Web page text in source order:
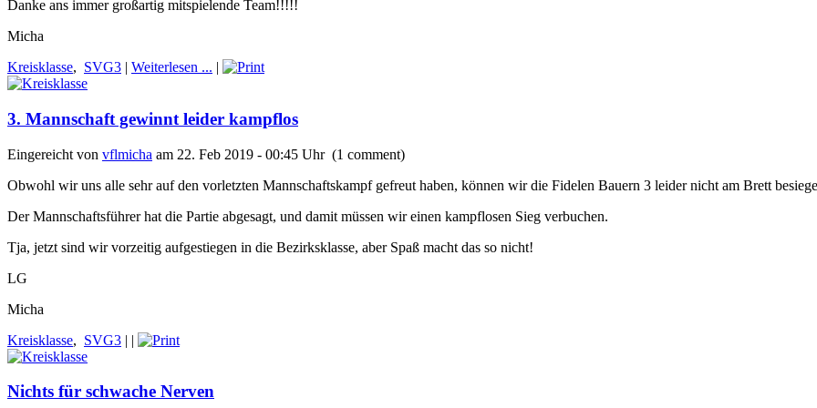
Danke ans immer großartig mitspielende Team!!!!!
Micha
Kreisklasse, SVG3 | Weiterlesen ... |
3. Mannschaft gewinnt leider kampflos
Eingereicht von vflmicha am 22. Feb 2019 - 00:45 Uhr (1 comment)
Obwohl wir uns alle sehr auf den vorletzten Mannschaftskampf gefreut haben, können wir die Fidelen Bauern 3 leider nicht am Brett
Der Mannschaftsführer hat die Partie abgesagt, und damit müssen wir einen kampflosen Sieg verbuchen.
Tja, jetzt sind wir vorzeitig aufgestiegen in die Bezirksklasse, aber Spaß macht das so nicht!
LG
Micha
Kreisklasse, SVG3 | |
Nichts für schwache Nerven